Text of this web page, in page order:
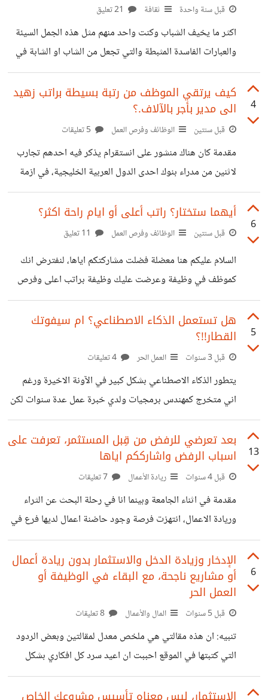
مهندس، رغم اني شخص منطقي وليس ابداعي. عموما لم اصبح
مهندس وهذا امر جيد بالنسبة لي!
قبل سنة واحدة ثقافة
اكثر ما يخيف الشباب وكنت واحد منهم مثل هذه الجمل السيئة
والعبارات الفاسدة المثبطة والتي تجعل من الشاب او الشابة في
قمة التردد وبالتالي سبب في ضياع اهم فرصة في حياة الفرد.
الكثير من العانسين او الجاهلين من المتزوجين ينصح غيره بان لا
يتزوج مالم يكن قادر على تحمل المسؤولية أو ينصحه بالزواج
بعد ان يتاكد من قدرته على تحمل المسؤولية. والحقيقة اني لو
طلبت من اي احد فيهم ان يعدد لي مالايقل عن 5 نقاط عن تلك
المسؤولية المزعومة،
4
كيف يرتقي الموظف من رتبة بسيطة براتب زهيد
الى مدير بأجر بالآلاف.؟
قبل سنتين الوظائف وفرص العمل
مقدمة كان هناك منشور على انستقرام يذكر فيه احدهم تجارب
لاثنين من مدراء بنوك احدى الدول العربية الخليجية، في ازمة
2008 التي عصفت بكل القطاعات واهمها القطاع المالي/البنوك.
ومن اجل تدارك مايمكن تداركه لابد على المؤسسات والشركات أن
تقلل من تكاليفها التشغيلية والحلقة الاسهل والاضعف في هذا
مجلس الادارة انه سيدفع معظم رواتب الموظفين من البونس
السنوي الخاص به، بينما مدير البنك ب اتفق مع مجلس الادارة
انه
6
أيهما ستختار؟ راتب أعلى أو ايام راحة اكثر؟
قبل سنتين الوظائف وفرص العمل
السلام عليكم هنا معضلة فضلت مشاركتكم اياها، لنفترض انك
كموظف في وظيفة وعرضت عليك وظيفة براتب اعلى وفرص
ترقي افضل لكن بنفس الوقت الشركة الحالية عرضت عليك ان
تقدم لك بدلا من ذلك يوم اجازة اسبوعي اضافي! فايهما ستختار؟
لنضع الايجابيات والسلبيات معاً لكليهما الوظيفة الحالية
منه في جيبك (للترفيه او للصدقة او لاي شيء اخر ترغب به او
للطوارء وهكذا) عمل بدون ضغط ولديك خبرة فيه زملاء جيدون
5
هل تستعمل الذكاء الاصطناعي؟ ام سيفوتك
القطار!!؟
قبل 3 سنوات العمل الحر
يتطور الذكاء الاصطناعي بشكل كبير في الآونة الاخيرة ورغم
اني متخرج كمهندس برمجيات ولدي خبرة عمل عدة سنوات لكن
بمجرد ظهور الذكاء الاصطناعي chatgpt لم استغني عنه يوم
واحد ليختصر علي الكثير من الجهد والوقت، فما يمكنني ان اقوم
به في نصف ساعة انهيه في بضع دقائق، وما احتاج لحله من
مشاكل او مهام يستغرق ساعات اصبح يمكن الوصول للنتيجة
بمجرد محادثة! اصبح التعامل مع لغة برمجة جديدة او مشكلة
تعيق تقدمك ايسر بكثير. اكثر من هنا هم عامل حر
13
بعد تعرضي للرفض من قِبل المستثمر، تعرفت على
اسباب الرفض واشارككم اياها
قبل 4 سنوات ريادة الأعمال
مقدمة في اثناء الجامعة وبينما انا في رحلة البحث عن الثراء
وريادة الاعمال، انتهزت فرصة وجود حاضنة اعمال لديها فرع في
الجامعة وقد اعلنت عن قبول عروض المشاريع الناشئة لذلك
تقدمت بفكرتي التي استمتع بالعمل عليها وهي مشروع عبارة عن
استوديو لتطوير العاب الفيديو، وعملت عرض تقديمي وبعد ان
انتهيت وبعد شهر من التواصل تم اعلامي بانه تم رفضي للاسف.
ملاحظة سريعة هذه مسرعة اعمال - حاضنة - تهتم بالمشاريع
الناشئة وبالتالي هي تهتم بالمشاريع التي تكاليف انشائها صغيرة
وليست
6
الإدخار وزيادة الدخل والاستثمار بدون ريادة أعمال
أو مشاريع ناجحة، مع البقاء في الوظيفة أو
العمل الحر
قبل 5 سنوات المال والأعمال
تنبيه: ان هذه مقالتي هي ملخص معدل لمقالتين وبعض الردود
التي كتبتها في الموقع احببت ان اعيد سرد كل افكاري بشكل
افضل ومرتب واكثر فائدة.. ملخص الثراء والحرية المالية ملخص
لمجموعة من الكُتُب التي تتحدث عن الثراء والحرية المالية مثل